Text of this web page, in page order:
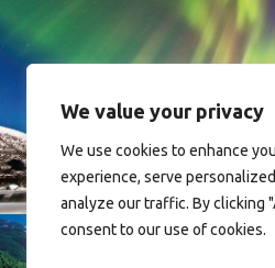
We value your privacy
We use cookies to enhance
experience, serve
analyze our traffic. By clicking
consent to our use of cookies.